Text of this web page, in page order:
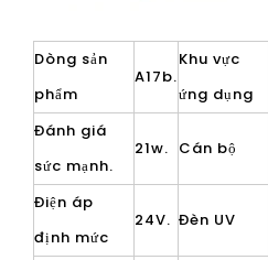
Dòng sản
phẩm
A17b.
Khu vực
ứng dụng
Đánh giá
sức mạnh.
21w. Cán bộ
Điện áp
định mức
24V. Đèn UV